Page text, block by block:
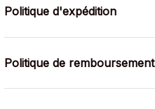
Politique d'expédition
Politique de remboursement